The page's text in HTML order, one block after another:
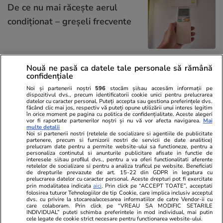
De ce nu mai răcește aerul
condiționat – greșeli frecvente
15 iul.
Ce trebuie să conţină în 2026
kitul de siguranţă auto
Tehnologie 08 iul.
Ce gadgeturi merită să iei cu
Nouă ne pasă ca datele tale personale să rămână
confidențiale
Noi și partenerii noștri 596 stocăm și/sau accesăm informații pe
dispozitivul dvs., precum identificatorii cookie unici pentru prelucrarea
datelor cu caracter personal. Puteți accepta sau gestiona preferințele dvs.
făcând clic mai jos, respectiv vă puteți opune utilizării unui interes legitim
în orice moment pe pagina cu politica de confidențialitate. Aceste alegeri
vor fi raportate partenerilor noștri și nu vă vor afecta navigarea. Mai
multe detalii
Noi si partenerii nostri (retelele de socializare si agentiile de publicitate
partenere, precum si furnizorii nostri de servicii de date analitice)
prelucram date pentru a permite website-ului sa functioneze, pentru a
personaliza continutul si anunturile publicitare afisate in functie de
interesele si/sau profilul dvs., pentru a va oferi functionalitati aferente
retelelor de socializare si pentru a analiza traficul pe website. Beneficiati
de drepturile prevazute de art. 15-22 din GDPR in legatura cu
prelucrarea datelor cu caracter personal. Aceste drepturi pot fi exercitate
prin modalitatea indicataaici. Prin click pe “ACCEPT TOATE”, acceptati
folosirea tuturor Tehnologiilor de tip Cookie, care implica inclusiv acceptul
dvs. cu privire la stocarea/accesarea informatiilor de catre Vendor-ii cu
care colaboram. Prin click pe “VREAU SA MODIFIC SETARILE
INDIVIDUAL” puteti schimba preferintele in mod individual, mai putin
cele legate de cookie strict necesare pentru functionarea website-ului.